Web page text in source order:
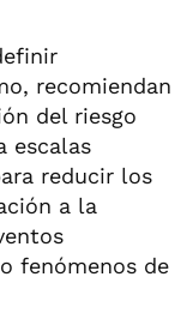
recomiendan
del riesgo
escalas
reducir los
a la
fenómenos de